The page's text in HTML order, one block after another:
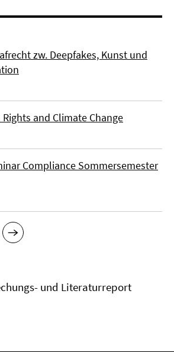
zw. Deepfakes, Kunst und
and Climate Change
Compliance Sommersemester
und Literaturreport